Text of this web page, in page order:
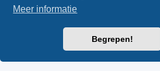
Meer informatie
Begrepen!